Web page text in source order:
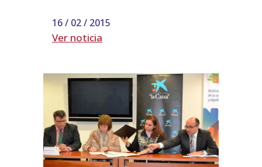
16 / 02 / 2015
Ver noticia